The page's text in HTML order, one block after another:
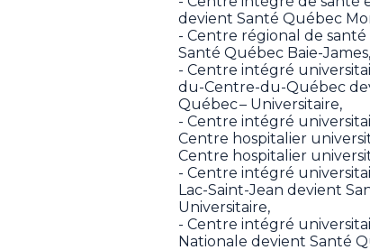
devient Santé Québec
- Centre régional de santé
Santé Québec Baie-James,
- Centre intégré
du-Centre-du-Québec
Québec – Universitaire,
- Centre intégré
Centre hospitalier
Centre hospitalier
- Centre intégré
Lac-Saint-Jean devient
Universitaire,
- Centre intégré
Nationale devient Santé